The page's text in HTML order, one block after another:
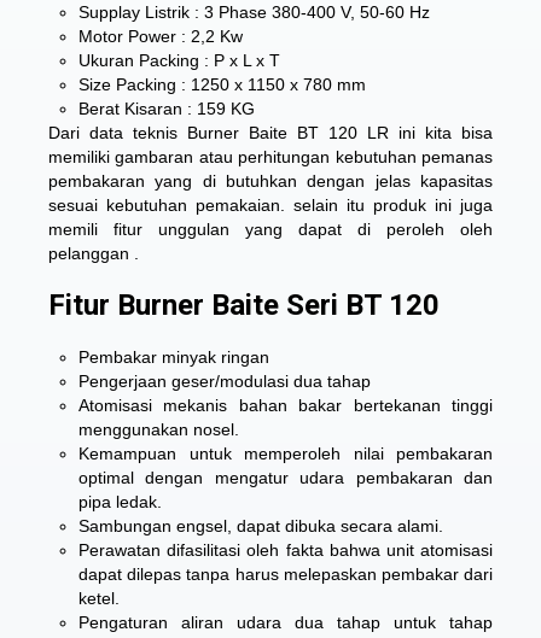
Supplay Listrik : 3 Phase 380-400 V, 50-60 Hz
Motor Power : 2,2 Kw
Ukuran Packing : P x L x T
Size Packing : 1250 x 1150 x 780 mm
Berat Kisaran : 159 KG
Dari data teknis Burner Baite BT 120 LR ini kita bisa
memiliki gambaran atau perhitungan kebutuhan pemanas
pembakaran yang di butuhkan dengan jelas kapasitas
sesuai kebutuhan pemakaian. selain itu produk ini juga
memili fitur unggulan yang dapat di peroleh oleh
pelanggan .
Fitur Burner Baite Seri BT 120
Pembakar minyak ringan
Pengerjaan geser/modulasi dua tahap
Atomisasi mekanis bahan bakar bertekanan tinggi
menggunakan nosel.
Kemampuan untuk memperoleh nilai pembakaran
optimal dengan mengatur udara pembakaran dan
pipa ledak.
Sambungan engsel, dapat dibuka secara alami.
Perawatan difasilitasi oleh fakta bahwa unit atomisasi
dapat dilepas tanpa harus melepaskan pembakar dari
ketel.
Pengaturan aliran udara dua tahap untuk tahap